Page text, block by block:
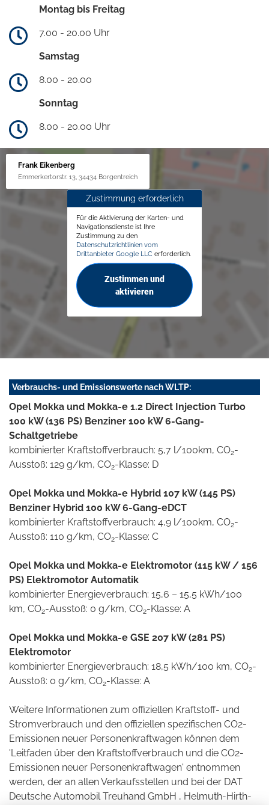
Montag bis Freitag
7.00 - 20.00 Uhr
Samstag
8.00 - 20.00
Sonntag
8.00 - 20.00 Uhr
Frank Eikenberg
Emmerkertorstr. 13, 34434 Borgentreich
Zustimmung erforderlich
Für die Aktivierung der Karten- und
Navigationsdienste ist Ihre
Zustimmung zu den
Datenschutzrichtlinien vom
Drittanbieter Google LLC erforderlich.
Zustimmen und
aktivieren
Verbrauchs- und Emissionswerte nach WLTP:
Opel Mokka und Mokka-e 1.2 Direct Injection Turbo
100 kW (136 PS) Benziner 100 kW 6-Gang-
Schaltgetriebe
kombinierter Kraftstoffverbrauch: 5,7 l/100km, CO2-
Ausstoß: 129 g/km, CO2-Klasse: D
Opel Mokka und Mokka-e Hybrid 107 kW (145 PS)
Benziner Hybrid 100 kW 6-Gang-eDCT
kombinierter Kraftstoffverbrauch: 4,9 l/100km, CO2-
Ausstoß: 110 g/km, CO2-Klasse: C
Opel Mokka und Mokka-e Elektromotor (115 kW / 156
PS) Elektromotor Automatik
kombinierter Energieverbrauch: 15,6 – 15,5 kWh/100
km, CO2-Ausstoß: 0 g/km, CO2-Klasse: A
Opel Mokka und Mokka-e GSE 207 kW (281 PS)
Elektromotor
kombinierter Energieverbrauch: 18,5 kWh/100 km, CO2-
Ausstoß: 0 g/km, CO2-Klasse: A
Weitere Informationen zum offiziellen Kraftstoff- und
Stromverbrauch und den offiziellen spezifischen CO2-
Emissionen neuer Personenkraftwagen können dem
'Leitfaden über den Kraftstoffverbrauch und die CO2-
Emissionen neuer Personenkraftwagen' entnommen
werden, der an allen Verkaufsstellen und bei der DAT
Deutsche Automobil Treuhand GmbH , Helmuth-Hirth-